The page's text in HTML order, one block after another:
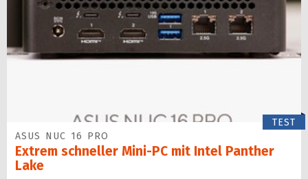
TEST
ASUS NUC 16 PRO
Extrem schneller Mini-PC mit Intel Panther
Lake